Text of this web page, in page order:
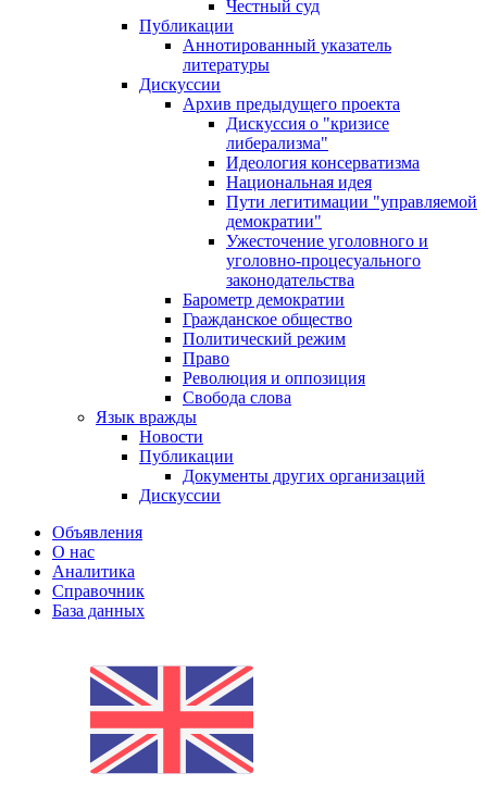
Честный суд
Публикации
Аннотированный указатель
литературы
Дискуссии
Архив предыдущего проекта
Дискуссия о "кризисе
либерализма"
Идеология консерватизма
Национальная идея
Пути легитимации "управляемой
демократии"
Ужесточение уголовного и
уголовно-процесуального
законодательства
Барометр демократии
Гражданское общество
Политический режим
Право
Революция и оппозиция
Свобода слова
Язык вражды
Новости
Публикации
Документы других организаций
Дискуссии
Объявления
О нас
Аналитика
Справочник
База данных